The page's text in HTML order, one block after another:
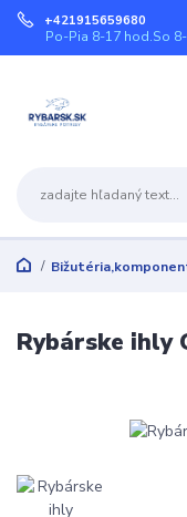
+421915659680
Po-Pia 8-17 hod.So
Rybárske ihly